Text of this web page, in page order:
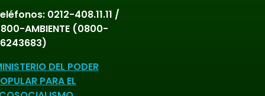
Sin categoría
Terrestres
Vascular
0212-408.11.11 /
AMBIENTE (0800-
DEL PODER
PARA EL